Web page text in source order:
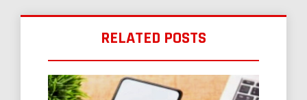
RELATED POSTS